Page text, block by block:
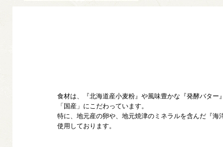
食材は、『北海道産小麦粉』や風味豊かな『発酵バター
「国産」にこだわっています。
特に、地元産の卵や、地元焼津のミネラルを含んだ『海
使用しております。